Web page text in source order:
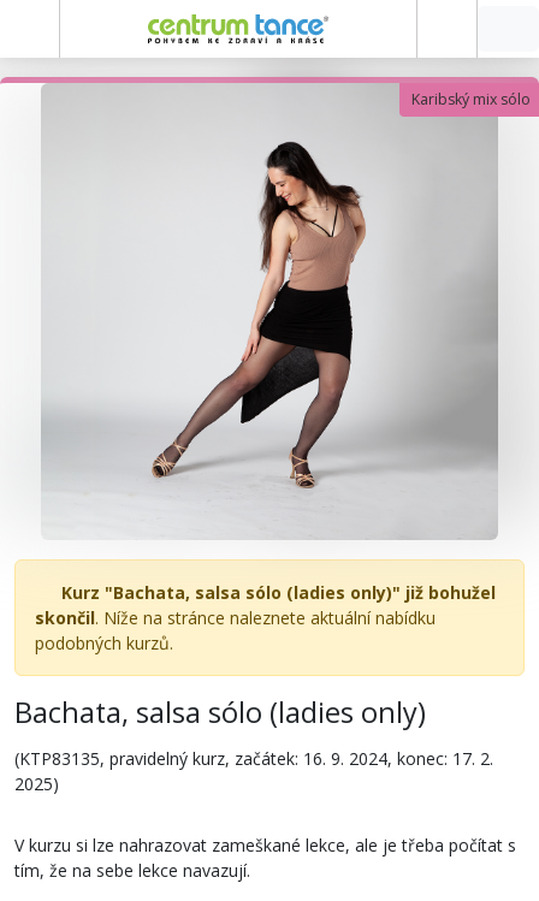
Karibský mix sólo
Kurz "Bachata, salsa sólo (ladies only)" již bohužel
skončil. Níže na stránce naleznete aktuální nabídku
podobných kurzů.
Bachata, salsa sólo (ladies only)
(KTP83135, pravidelný kurz, začátek: 16. 9. 2024, konec: 17. 2.
2025)
V kurzu si lze nahrazovat zameškané lekce, ale je třeba počítat s
tím, že na sebe lekce navazují.